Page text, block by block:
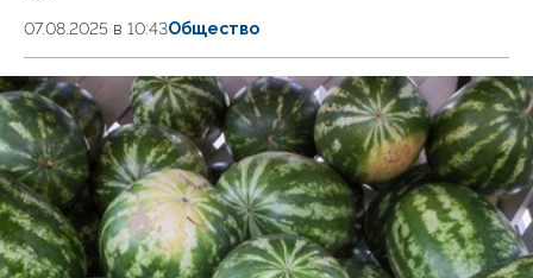
07.08.2025 в 10:43Общество